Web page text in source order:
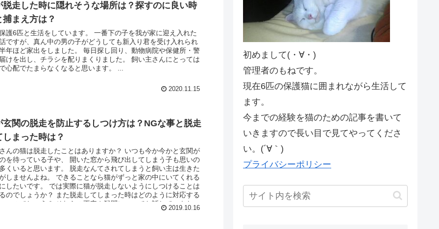
脱走した時に隠れそうな場所は？探すのに良い時
捕まえ方は？
護6匹と生活をしています。 一番下の子を我が家に迎え入れた
ですが、真ん中の男の子がどうしても新入り君を受け入れられ
年ほど家出をしました。 毎日探し回り、動物病院や保健所・警
けを出し、チラシを配りまくりました。 飼い主さんにとっては
心配でたまらなくなると思います。 ...
2020.11.15
玄関の脱走を防止するしつけ方は？NGな事と脱走
しまった時は？
んの猫は脱走したことはありますか？ いつも今か今かと玄関が
を待っている子や、 開いた窓から飛び出してしまう子も思いの
くいると思います。 脱走なんてされてしまうと飼い主は生きた
しませんよね。 できることなら猫がずっと家の中にいてくれる
したいです。 では実際に猫が脱走しないようにしつけることは
のでしょうか？ また脱走してしまった時はどのように対応する
いのでしょう？ それらの不安や疑問についてお話していきたい
2019.10.16
初めまして(・∀・)
管理者のもねです。
現在6匹の保護猫に囲まれながら生活して
ます。
今までの経験を猫のための記事を書いて
いきますので長い目で見てやってくださ
い。(´∀｀)
プライバシーポリシー